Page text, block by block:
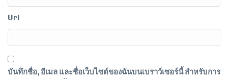
Url
บันทึกชื่อ, อีเมล และชื่อเว็บไซต์ของฉันบนเบราว์เซอร์นี้ สำหรับการ